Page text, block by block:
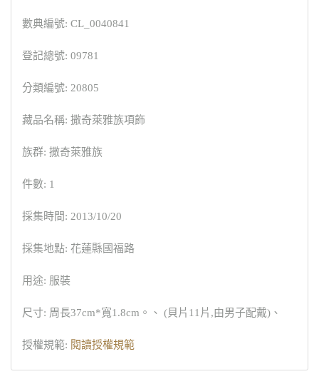
數典編號: CL_0040841
登記總號: 09781
分類編號: 20805
藏品名稱: 撒奇萊雅族項飾
族群: 撒奇萊雅族
件數: 1
採集時間: 2013/10/20
採集地點: 花蓮縣國福路
用途: 服裝
尺寸: 周長37cm*寬1.8cm。、 (貝片11片,由男子配戴)、
授權規範: 閱讀授權規範